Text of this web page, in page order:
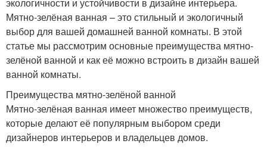
экологичности и устойчивости в дизайне интерьера.
Мятно-зелёная ванная – это стильный и экологичный
выбор для вашей домашней ванной комнаты. В этой
статье мы рассмотрим основные преимущества мятно-
зелёной ванной и как её можно встроить в дизайн вашей
ванной комнаты.
Преимущества мятно-зелёной ванной
Мятно-зелёная ванная имеет множество преимуществ,
которые делают её популярным выбором среди
дизайнеров интерьеров и владельцев домов.